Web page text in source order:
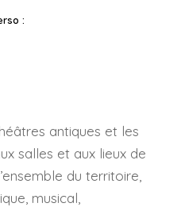
:
antiques et les
salles et aux lieux de
du territoire,
musical,